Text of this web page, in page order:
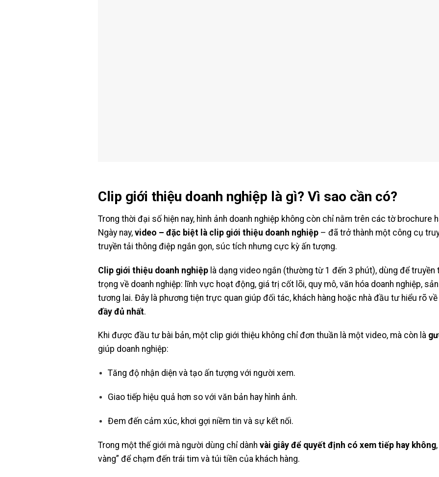
Clip giới thiệu doanh nghiệp là gì? Vì sao cần có?
Trong thời đại số hiện nay, hình ảnh doanh nghiệp không còn chỉ nằm trên các tờ brochure
Ngày nay, video – đặc biệt là clip giới thiệu doanh nghiệp– đã trở thành một công cụ
truyền tải thông điệp ngắn gọn, súc tích nhưng cực kỳ ấn tượng.
Clip giới thiệu doanh nghiệplà dạng video ngắn (thường từ 1 đến 3 phút), dùng để truyền
trọng về doanh nghiệp: lĩnh vực hoạt động, giá trị cốt lõi, quy mô, văn hóa doanh nghiệp,
tương lai. Đây là phương tiện trực quan giúp đối tác, khách hàng hoặc nhà đầu tư hiểu rõ về
đầy đủ nhất.
Khi được đầu tư bài bản, một clip giới thiệu không chỉ đơn thuần là một video, mà còn là
giúp doanh nghiệp:
Tăng độ nhận diện và tạo ấn tượng với người xem.
Giao tiếp hiệu quả hơn so với văn bản hay hình ảnh.
Đem đến cảm xúc, khơi gợi niềm tin và sự kết nối.
Trong một thế giới mà người dùng chỉ dành vài giây để quyết định có xem tiếp hay không
vàng” để chạm đến trái tim và túi tiền của khách hàng.